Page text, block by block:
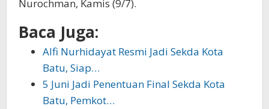
Nurochman, Kamis (9/7).
Baca Juga:
Alfi Nurhidayat Resmi Jadi Sekda Kota
Batu, Siap…
5 Juni Jadi Penentuan Final Sekda Kota
Batu, Pemkot…